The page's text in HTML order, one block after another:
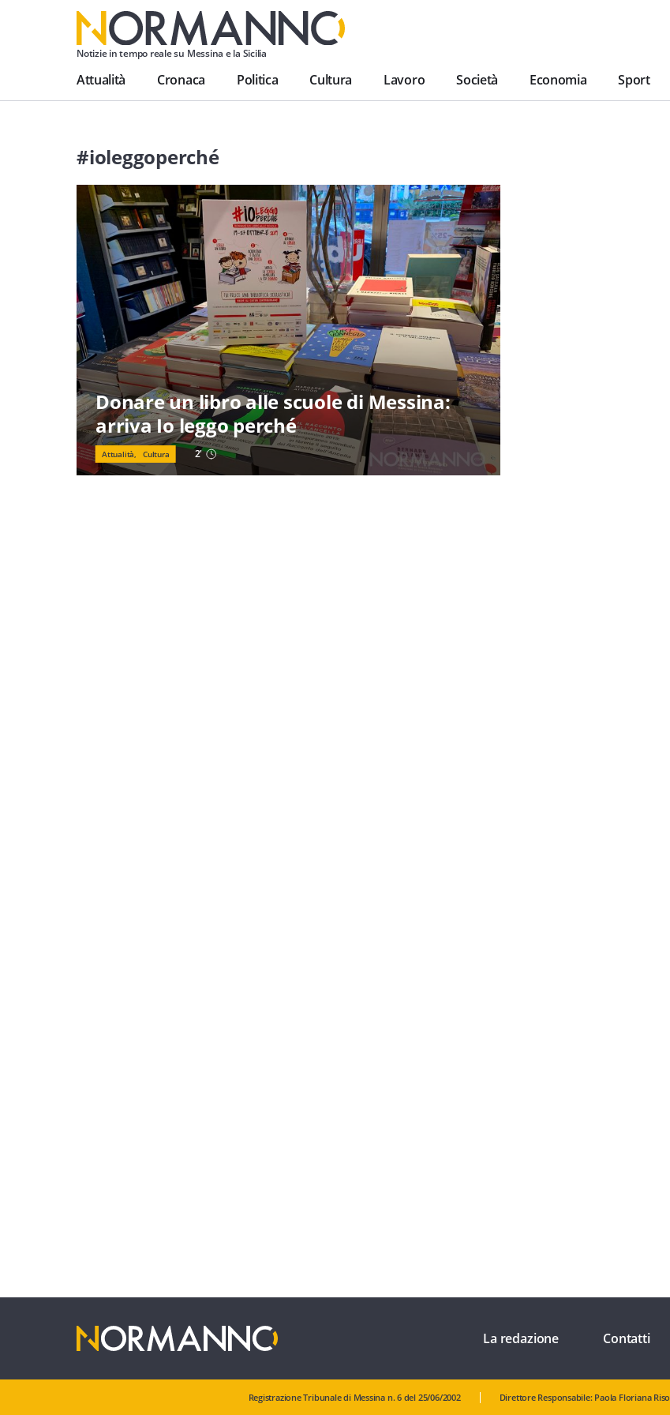
Notizie in tempo reale su Messina e la Sicilia
Attualità Cronaca Politica Cultura Lavoro Società Economia Sport
#ioleggoperché
Donare un libro alle scuole di Messina:
arriva Io leggo perché
Attualità, Cultura 2'
La redazione Contatti
Registrazione Tribunale di Messina n. 6 del 25/06/2002 Direttore Responsabile: Paola Floriana Riso